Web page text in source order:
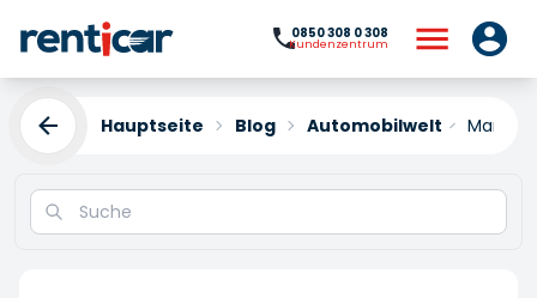
0850 308 0 308
Kundenzentrum
Hauptseite Blog Automobilwelt Manuel